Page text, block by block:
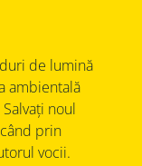
de lumină
ambientală
noul
prin
vocii.